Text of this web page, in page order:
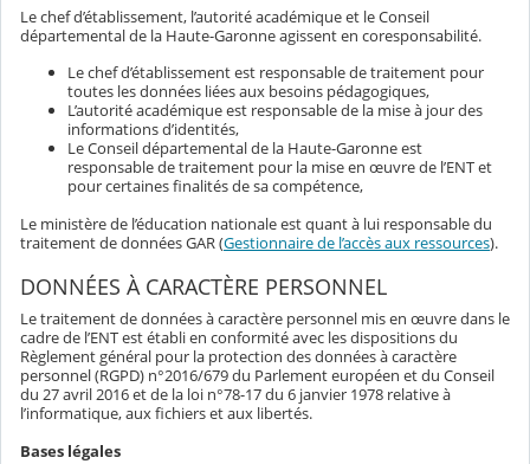
Le chef d’établissement, l’autorité académique et le Conseil
départemental de la Haute-Garonne agissent en coresponsabilité.
Le chef d’établissement est responsable de traitement pour
toutes les données liées aux besoins pédagogiques,
L’autorité académique est responsable de la mise à jour des
informations d’identités,
Le Conseil départemental de la Haute-Garonne est
responsable de traitement pour la mise en œuvre de l’ENT et
pour certaines finalités de sa compétence,
Le ministère de l’éducation nationale est quant à lui responsable du
traitement de données GAR (Gestionnaire de l’accès aux ressources).
DONNÉES À CARACTÈRE PERSONNEL
Le traitement de données à caractère personnel mis en œuvre dans le
cadre de l’ENT est établi en conformité avec les dispositions du
Règlement général pour la protection des données à caractère
personnel (RGPD) n°2016/679 du Parlement européen et du Conseil
du 27 avril 2016 et de la loi n°78-17 du 6 janvier 1978 relative à
l’informatique, aux fichiers et aux libertés.
Bases légales